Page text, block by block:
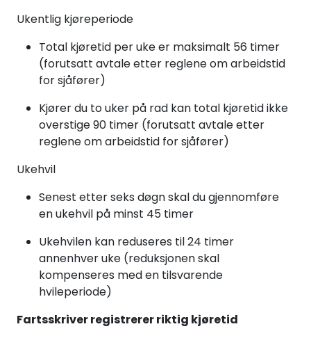
Ukentlig kjøreperiode
Total kjøretid per uke er maksimalt 56 timer
(forutsatt avtale etter reglene om arbeidstid
for sjåfører)
Kjører du to uker på rad kan total kjøretid ikke
overstige 90 timer (forutsatt avtale etter
reglene om arbeidstid for sjåfører)
Ukehvil
Senest etter seks døgn skal du gjennomføre
en ukehvil på minst 45 timer
Ukehvilen kan reduseres til 24 timer
annenhver uke (reduksjonen skal
kompenseres med en tilsvarende
hvileperiode)
Fartsskriver registrerer riktig kjøretid